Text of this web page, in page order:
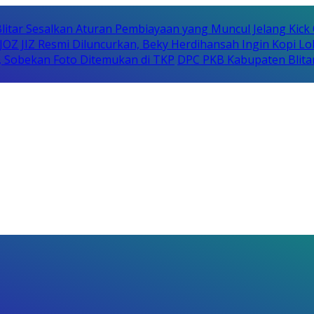
Sesalkan Aturan Pembiayaan yang Muncul Jelang Kick
JIZ Resmi Diluncurkan, Beky Herdihansah Ingin Kopi
Foto Ditemukan di TKP DPC PKB Kabupaten